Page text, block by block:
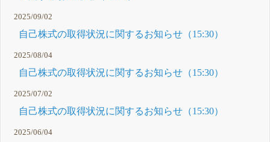
2025/09/02
自己株式の取得状況に関するお知らせ（15:30）
2025/08/04
自己株式の取得状況に関するお知らせ（15:30）
2025/07/02
自己株式の取得状況に関するお知らせ（15:30）
2025/06/04